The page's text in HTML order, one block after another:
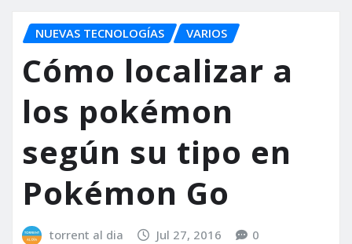
NUEVAS TECNOLOGÍAS VARIOS
Cómo localizar a
los pokémon
según su tipo en
Pokémon Go
torrent al dia Jul 27, 2016 0